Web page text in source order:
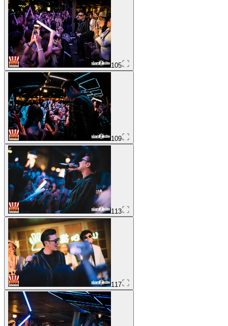
105
109
113
117